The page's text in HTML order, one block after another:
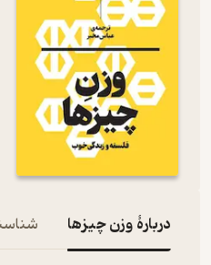
دربارۀ وزن چیزها